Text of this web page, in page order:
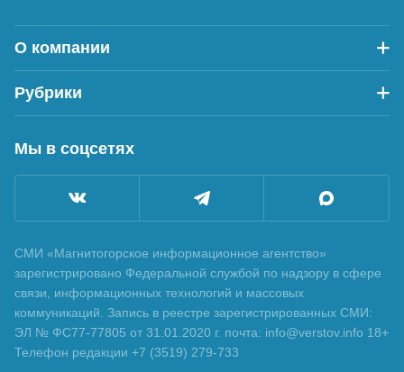
О компании
Рубрики
Мы в соцсетях
СМИ «Магнитогорское информационное агентство»
зарегистрировано Федеральной службой по надзору в сфере
связи, информационных технологий и массовых
коммуникаций. Запись в реестре зарегистрированных СМИ:
ЭЛ № ФС77-77805 от 31.01.2020 г. почта: info@verstov.info 18+
Телефон редакции +7 (3519) 279-733